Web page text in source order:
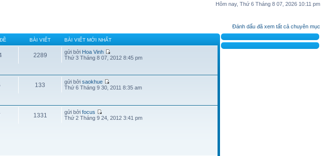
Hôm nay, Thứ 6 Tháng 8 07, 2026 10:11 pm
Đánh dấu đã xem tất cả chuyên mục
BÀI VIẾT BÀI VIẾT MỚI NHẤT
2289 gửi bởi Hoa Vinh
Thứ 3 Tháng 8 07, 2012 8:45 pm
133 gửi bởisaokhue
Thứ 6 Tháng 9 30, 2011 8:35 am
1331 gửi bởifocus
Thứ 2 Tháng 9 24, 2012 3:41 pm